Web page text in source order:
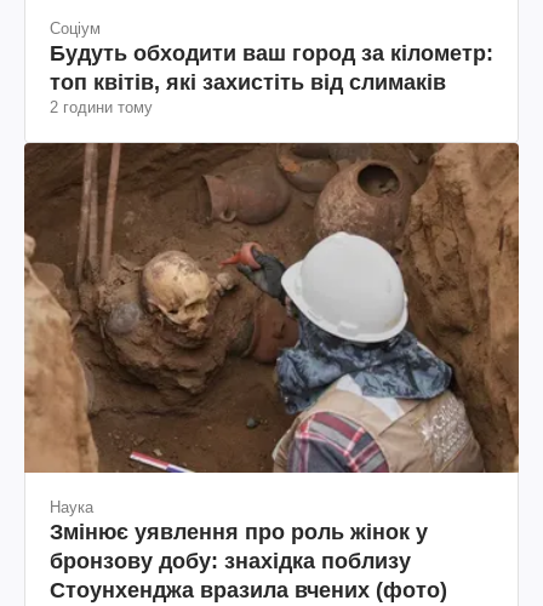
Соціум
Будуть обходити ваш город за кілометр:
топ квітів, які захистіть від слимаків
2 години тому
Наука
Змінює уявлення про роль жінок у
бронзову добу: знахідка поблизу
Стоунхенджа вразила вчених (фото)